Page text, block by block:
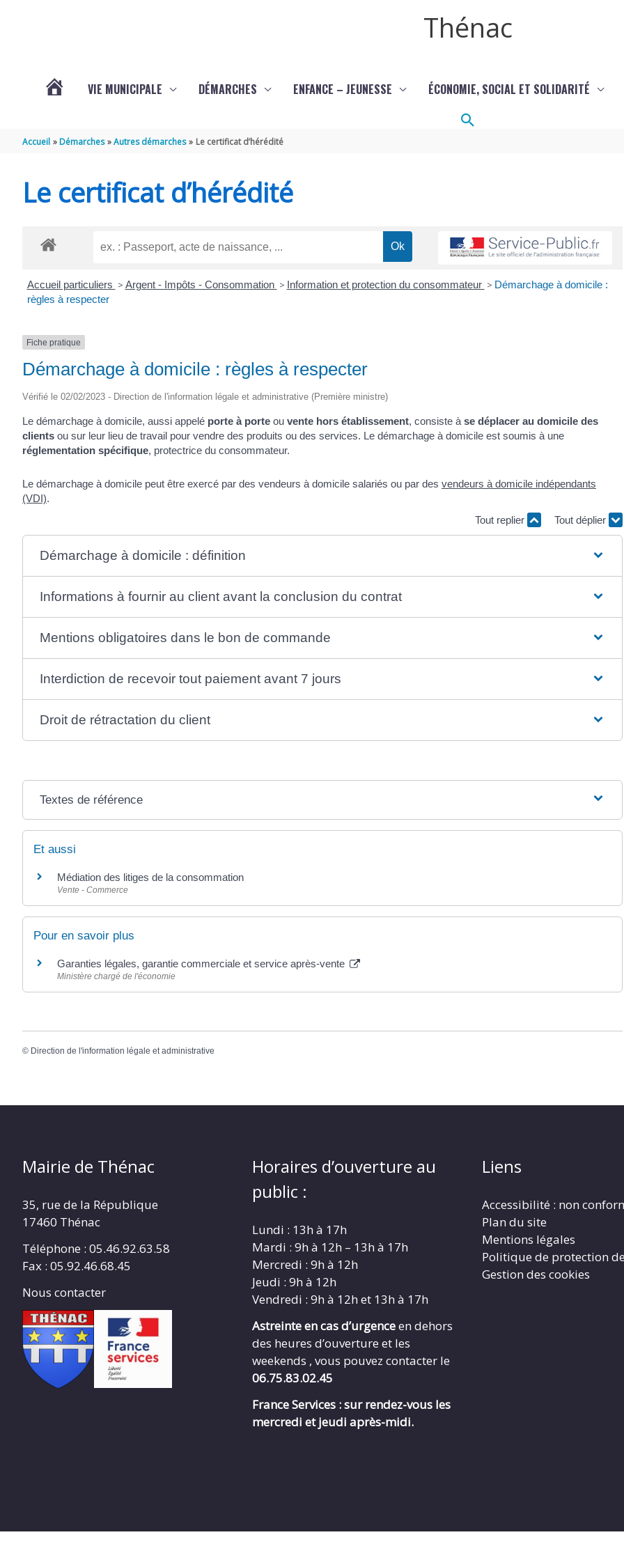
Thénac
THÉNAC
VIE MUNICIPALE DÉMARCHES ENFANCE – JEUNESSE ÉCONOMIE, SOCIAL ET SOLIDARITÉ
Rechercher
Accueil Démarches Autres démarches Le certificat d’hérédité
Le certificat d’hérédité
Accueil particuliers > Argent - Impôts - Consommation > Information et protection du consommateur > Démarchage à domicile :
règles à respecter
Fiche pratique
Démarchage à domicile : règles à respecter
Vérifié le 02/02/2023 - Direction de l'information légale et administrative (Première ministre)
Le démarchage à domicile, aussi appelé porte à porte ou vente hors établissement, consiste à se déplacer au domicile des
clients ou sur leur lieu de travail pour vendre des produits ou des services. Le démarchage à domicile est soumis à une
réglementation spécifique, protectrice du consommateur.
Le démarchage à domicile peut être exercé par des vendeurs à domicile salariés ou par des vendeurs à domicile indépendants
(VDI).
Tout replier
Tout déplier
Démarchage à domicile : définition
Informations à fournir au client avant la conclusion du contrat
Mentions obligatoires dans le bon de commande
Interdiction de recevoir tout paiement avant 7 jours
Droit de rétractation du client
Textes de référence
Et aussi
Médiation des litiges de la consommation
Vente - Commerce
Pour en savoir plus
Garanties légales, garantie commerciale et service après-vente
Ministère chargé de l'économie
© Direction de l'information légale et administrative
Mairie de Thénac
35, rue de la République
17460 Thénac
Téléphone : 05.46.92.63.58
Fax : 05.92.46.68.45
Nous contacter
Horaires d’ouverture au
public :
Lundi : 13h à 17h
Mardi : 9h à 12h – 13h à 17h
Mercredi : 9h à 12h
Jeudi : 9h à 12h
Vendredi : 9h à 12h et 13h à 17h
Astreinte en cas d’urgenceen dehors
des heures d’ouverture et les
weekends , vous pouvez contacter le
06.75.83.02.45
France Services : sur rendez-vous les
mercredi et jeudi après-midi.
Liens
Accessibilité : non
Plan du site
Mentions légales
Politique de protection
Gestion des cookies